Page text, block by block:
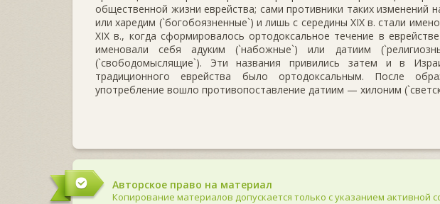
общественной жизни еврейства; сами противники таких изменений
или харедим (`богобоязненные`) и лишь с середины XIX в. стали
XIX в., когда сформировалось ортодоксальное течение в
именовали себя адуким (`набожные`) или датиим
(`свободомыслящие`). Эти названия привились затем и в
традиционного еврейства было ортодоксальным. После
употребление вошло противопоставление датиим — хилоним
Авторское право на материал
Копирование материалов допускается только с указанием активной